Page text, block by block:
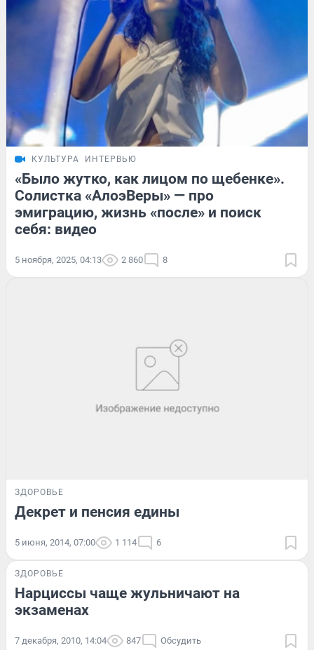
КУЛЬТУРА ИНТЕРВЬЮ
«Было жутко, как лицом по щебенке».
Солистка «АлоэВеры» — про
эмиграцию, жизнь «после» и поиск
себя: видео
5 ноября, 2025, 04:13 2 860 8
ЗДОРОВЬЕ
Декрет и пенсия едины
5 июня, 2014, 07:00 1 114 6
ЗДОРОВЬЕ
Нарциссы чаще жульничают на
экзаменах
7 декабря, 2010, 14:04 847 Обсудить